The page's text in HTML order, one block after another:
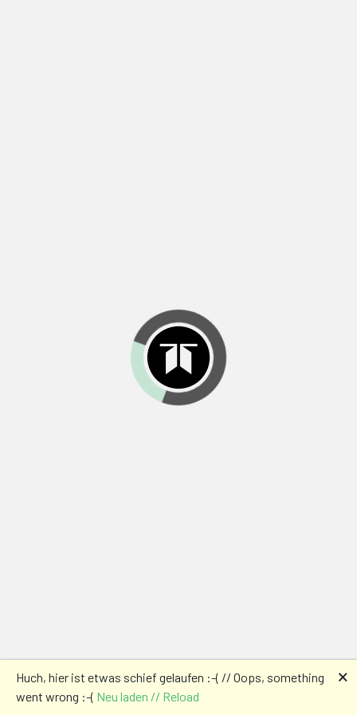
Huch, hier ist etwas schief gelaufen :-( // Oops, something
went wrong :-( Neu laden // Reload
🗙